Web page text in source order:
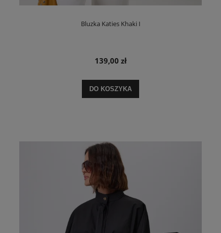
Bluzka Katies Khaki I
139,00 zł
DO KOSZYKA